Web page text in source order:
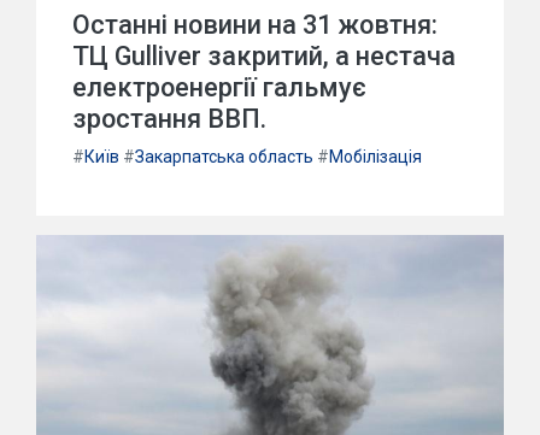
Останні новини на 31 жовтня:
ТЦ Gulliver закритий, а нестача
електроенергії гальмує
зростання ВВП.
#Київ #Закарпатська область #Мобілізація